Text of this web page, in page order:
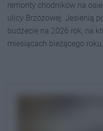
remonty chodników na
ulicy Brzozowej. Jesienią
budżecie na 2026 rok, na
miesiącach bieżącego roku.